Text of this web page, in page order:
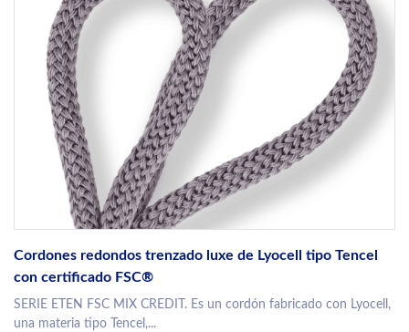
Cordones redondos trenzado luxe de Lyocell tipo Tencel
con certificado FSC®
SERIE ETEN FSC MIX CREDIT. Es un cordón fabricado con Lyocell,
una materia tipo Tencel,...